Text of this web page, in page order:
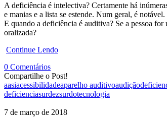
A deficiência é intelectiva? Certamente há
e manias e a lista se estende. Num geral, é notável.
E quando a deficiência é auditiva? Se a pessoa
oralizada?
Continue Lendo
0 Comentários
Compartilhe o Post!
aasiacessibilidadeaparelho auditivoaudição
deficienciasurdezsurdotecnologia
7 de março de 2018